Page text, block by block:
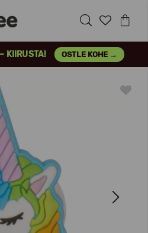
KIIRUSTA! OSTLE KOHE →
Next